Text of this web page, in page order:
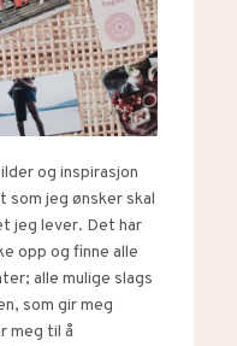
og inspirasjon
som jeg ønsker skal
jeg lever. Det har
opp og finne alle
alle mulige slags
som gir meg
meg til å